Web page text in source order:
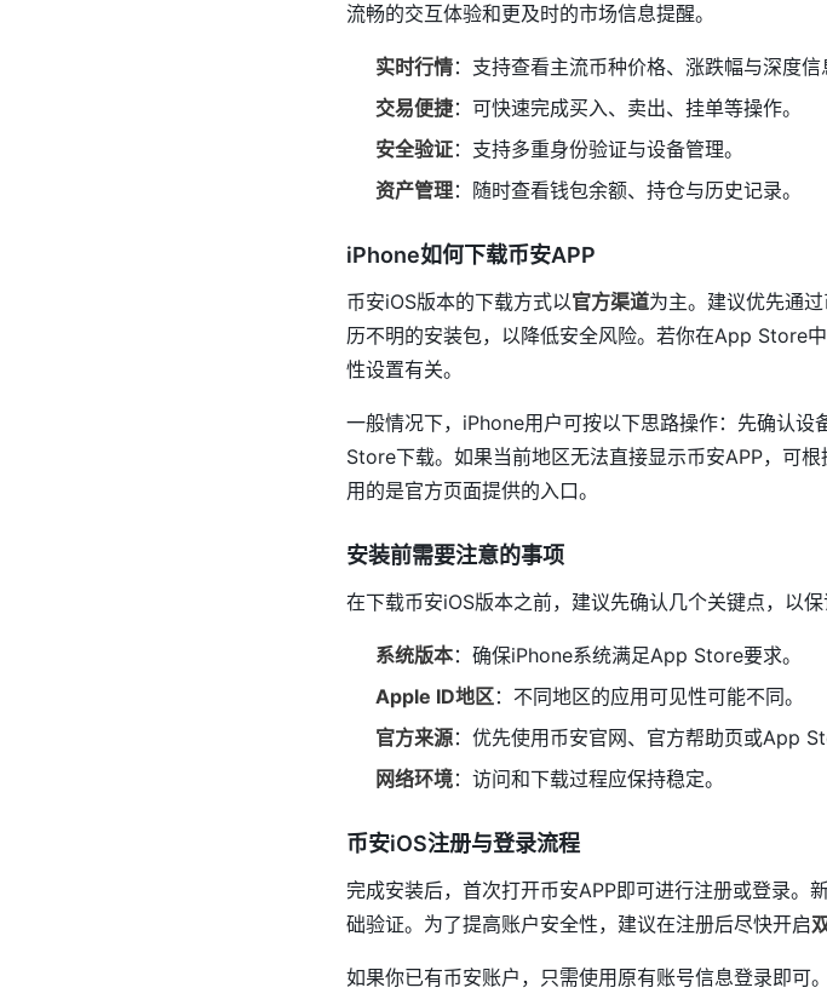
流畅的交互体验和更及时的市场信息提醒。
实时行情：支持查看主流币种价格、涨跌幅与深度信
交易便捷：可快速完成买入、卖出、挂单等操作。
安全验证：支持多重身份验证与设备管理。
资产管理：随时查看钱包余额、持仓与历史记录。
iPhone如何下载币安APP
币安iOS版本的下载方式以官方渠道为主。建议优先通
历不明的安装包，以降低安全风险。若你在App Store
性设置有关。
一般情况下，iPhone用户可按以下思路操作：先确认
Store下载。如果当前地区无法直接显示币安APP，可
用的是官方页面提供的入口。
安装前需要注意的事项
在下载币安iOS版本之前，建议先确认几个关键点，以保
系统版本：确保iPhone系统满足App Store要求。
Apple ID地区：不同地区的应用可见性可能不同。
官方来源：优先使用币安官网、官方帮助页或App
网络环境：访问和下载过程应保持稳定。
币安iOS注册与登录流程
完成安装后，首次打开币安APP即可进行注册或登录。
础验证。为了提高账户安全性，建议在注册后尽快开启
如果你已有币安账户，只需使用原有账号信息登录即可